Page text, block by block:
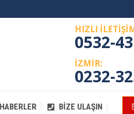
HIZLI
0532-
İZMİR:
0232-
HABERLER BIZE ULAŞIN
BIZE ULAŞIN